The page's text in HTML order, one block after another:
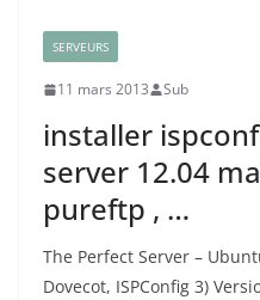
SERVEURS
11 mars 2013 Sub
installer
server 12.04
pureftp , …
The Perfect Server –
Dovecot, ISPConfig 3)